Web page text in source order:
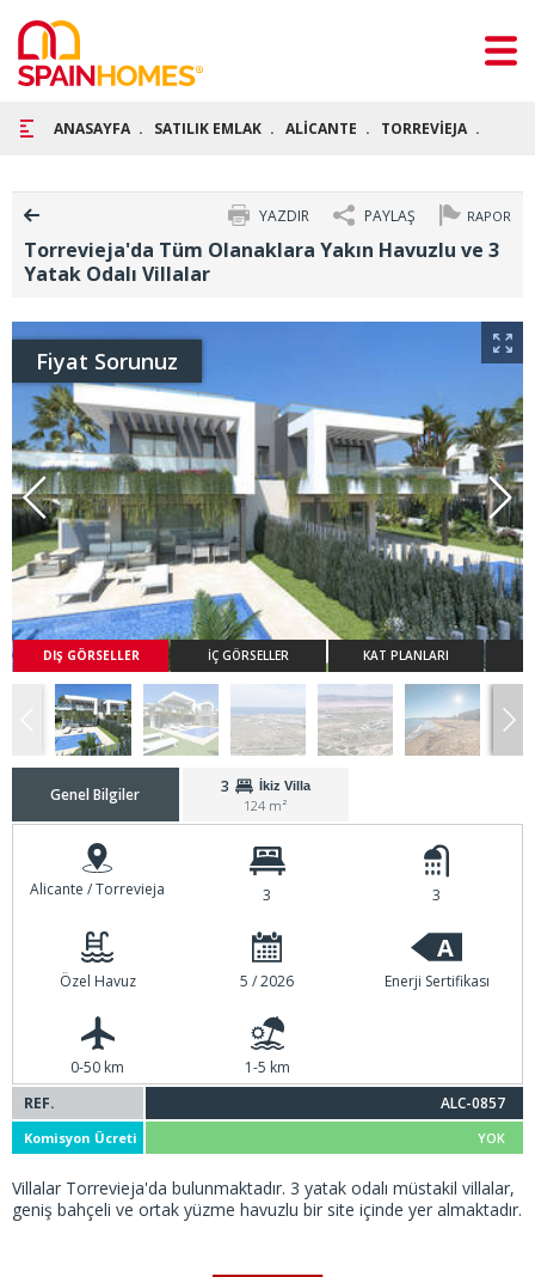
ANASAYFA SATILIK EMLAK ALİCANTE TORREVİEJA
RAPOR
PAYLAŞ
YAZDIR
Torrevieja'da Tüm Olanaklara Yakın Havuzlu ve 3
Yatak Odalı Villalar
Fiyat Sorunuz
DIŞ GÖRSELLER İÇ GÖRSELLER KAT PLANLARI
Genel Bilgiler 3 İkiz Villa
124 m²
Alicante / Torrevieja 3 3
Özel Havuz 5 / 2026
A
Enerji Sertifikası
0-50 km
1-5 km
REF.
ALC-0857
Komisyon Ücreti YOK
Villalar Torrevieja'da bulunmaktadır. 3 yatak odalı müstakil villalar,
geniş bahçeli ve ortak yüzme havuzlu bir site içinde yer almaktadır.